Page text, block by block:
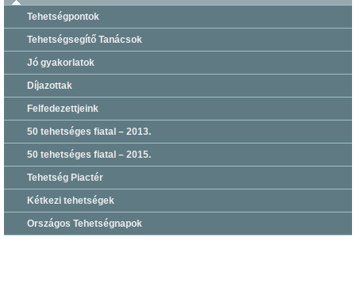
Tehetségpontok
Tehetségsegítő Tanácsok
Jó gyakorlatok
Díjazottak
Felfedezettjeink
50 tehetséges fiatal – 2013.
50 tehetséges fiatal – 2015.
Tehetség Piactér
Kétkezi tehetségek
Országos Tehetségnapok